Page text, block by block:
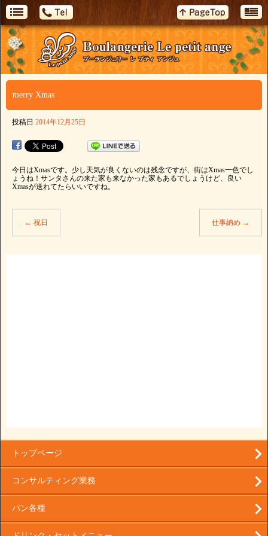
merry Xmas
投稿日 2014年12月25日
今日はXmasです。少し天気が良くないのは残念ですが、街はXmas一色でし
ょうね！サンタさんの来た家も来なかった家もあるでしょうけど、良い
Xmasが送れてたらいいですね。
← 祝日 仕事納め →
トップページ
コンサルティング業務
パン各種